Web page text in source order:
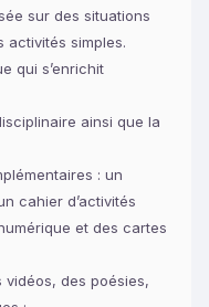
sur des situations
activités simples.
qui s’enrichit
ainsi que la
: un
cahier d’activités
et des cartes
des poésies,